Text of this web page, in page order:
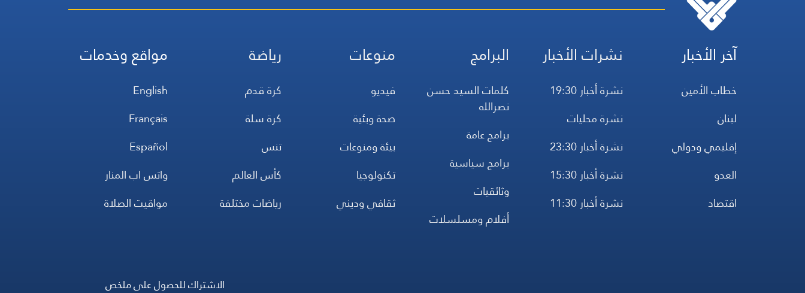
آخر الأخبار
خطاب الأمين
لبنان
إقليمي ودولي
العدو
اقتصاد
نشرات الأخبار
نشرة أخبار 19:30
نشرة محليات
نشرة أخبار 23:30
نشرة أخبار 15:30
نشرة أخبار 11:30
البرامج
كلمات السيد حسن
نصرالله
برامج عامة
برامج سياسية
وثائقيات
أفلام ومسلسلات
منوعات
فيديو
صحة وبئية
بيئة ومنوعات
تكنولوجيا
ثقافي وديني
رياضة
كرة قدم
كرة سلة
تنس
كأس العالم
رياضات مختلفة
مواقع وخدمات
English
Français
Español
واتس اب المنار
مواقيت الصلاة
الاشتراك للحصول على ملخص